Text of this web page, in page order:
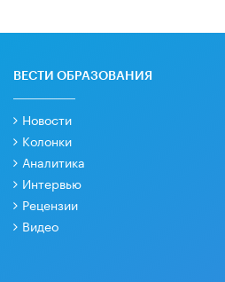
ВЕСТИ ОБРАЗОВАНИЯ
Новости
Колонки
Аналитика
Интервью
Рецензии
Видео